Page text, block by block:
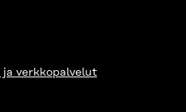
verkkopalvelut